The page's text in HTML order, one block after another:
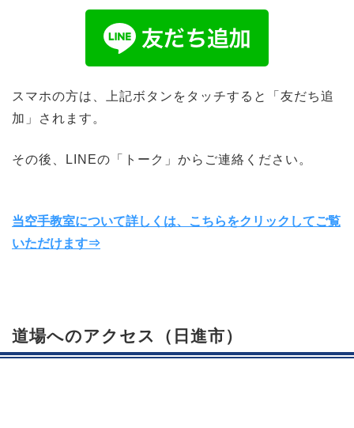
スマホの方は、上記ボタンをタッチすると「友だち追
加」されます。
その後、LINEの「トーク」からご連絡ください。
当空手教室について詳しくは、こちらをクリックしてご覧
いただけます⇒
道場へのアクセス（日進市）